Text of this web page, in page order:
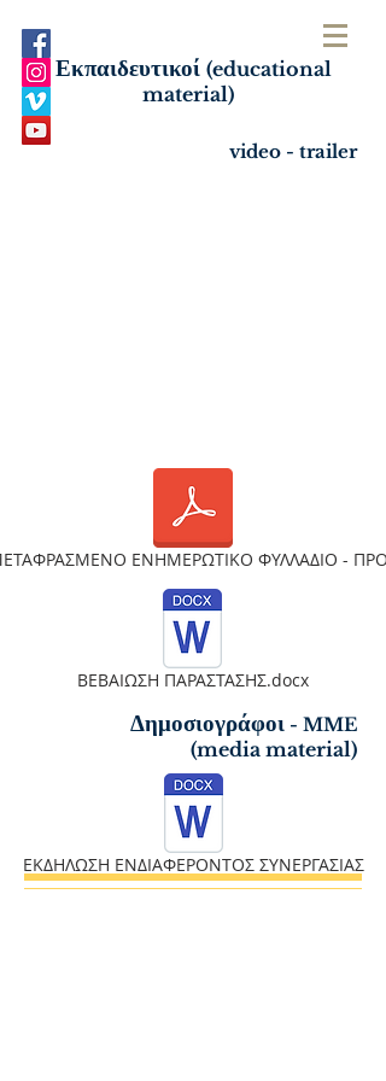
Εκπαιδευτικοί (educational
material)
video - trailer
ΕΝΗΜΕΡΩΤΙΚΟ ΦΥΛΛΑΔΙΟ - ΠΡΟΤ
ΒΕΒΑΙΩΣΗ ΠΑΡΑΣΤΑΣΗΣ.docx
Δημοσιογράφοι - MME
(media material)
ΕΚΔΗΛΩΣΗ ΕΝΔΙΑΦΕΡΟΝΤΟΣ ΣΥΝΕΡΓΑΣΙΑΣ